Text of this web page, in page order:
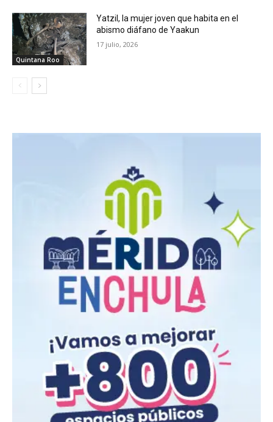
Quintana Roo
Yatzil, la mujer joven que habita en el
abismo diáfano de Yaakun
17 julio, 2026